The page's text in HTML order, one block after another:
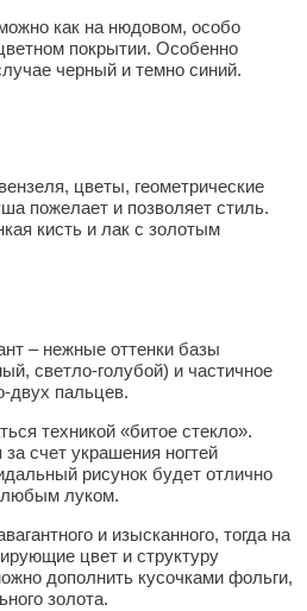
как на нюдовом, особо
покрытии. Особенно
черный и темно синий.
цветы, геометрические
пожелает и позволяет стиль.
кисть и лак с золотым
– нежные оттенки базы
светло-голубой) и частичное
двух пальцев.
техникой «битое стекло».
счет украшения ногтей
рисунок будет отлично
любым луком.
и изысканного, тогда на
цвет и структуру
дополнить кусочками фольги,
золота.